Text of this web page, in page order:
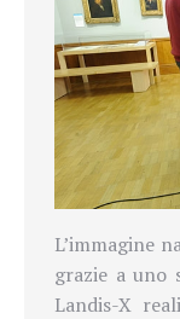
L’immagine
grazie a uno
Landis-X